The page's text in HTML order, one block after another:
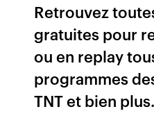
Retrouvez
gratuites pour
ou en replay
programmes
TNT et bien